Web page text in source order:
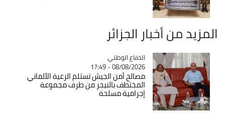
المزيد من أخبار الجزائر
Catégorie
الدفاع الوطني
08/08/2026 - 17:49
مصالح أمن الجيش تستلم الرعية الألماني
المختطف بالنيجر من طرف مجموعة
إجرامية مسلحة